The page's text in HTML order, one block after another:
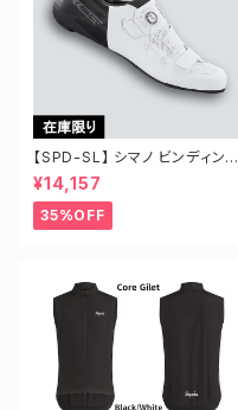
【SPD-SL】 シマノ ビンディング
シューズ SH-RC502 BOA ボ
ア 靴
¥14,157
35%OFF